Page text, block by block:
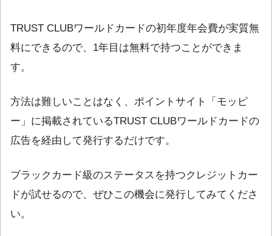
TRUST CLUBワールドカードの初年度年会費が実質無
料にできるので、1年目は無料で持つことができま
す。
方法は難しいことはなく、ポイントサイト「モッピ
ー」に掲載されているTRUST CLUBワールドカードの
広告を経由して発行するだけです。
ブラックカード級のステータスを持つクレジットカー
ドが試せるので、ぜひこの機会に発行してみてくださ
い。